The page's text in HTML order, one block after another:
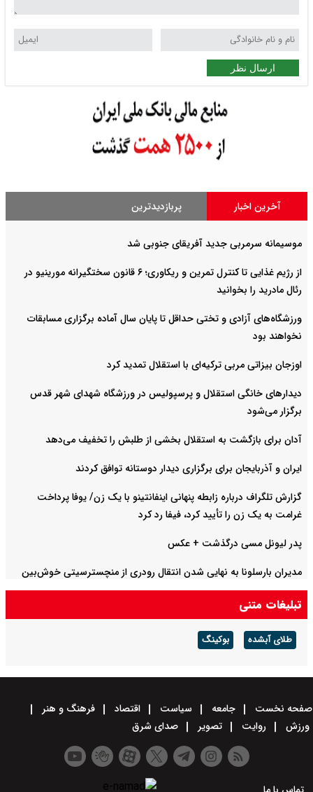
ارسال نظر
آخرین اخبار پربازدیدترین
موسیمانه سرمربی جدید آفریقای جنوبی شد
از رژیم غذایی تا کنترل تمرین و ریکاوری؛ ۶ قانون سختگیرانه مورینیو در
رئال مادرید را بخوانید
ورزشگاه‌های آزادی و تختی حداقل تا پایان سال آماده برگزاری مسابقات
نخواهند بود
اوزجان بیزاتی مربی ترکیه‌ای با استقلال تمدید کرد
دیدارهای خانگی استقلال و پرسپولیس در ورزشگاه شهدای شهر قدس
برگزار می‌شود
آدان برای بازگشت به استقلال بخشی از طلبش را تخفیف می‌دهد
ایران و آذربایجان برای برگزاری دیدار دوستانه توافق کردند
گزارش تلگراف درباره زابطه پنهانی اینفانتینو با یک زن/ یوفا پرداخت
غرامت به یک زن را تأیید کرد، فیفا رد کرد
پدر لیونل مسی درگذشت + عکس
مدیران بارسلونا به نهایی شدن انتقال رودری از منچسترسیتی خوش‌بین
هستند
تبلیغات متنی
طلای آبشده بوکینگ
صفحه نخست جامعه سیاست اقتصاد
فرهنگ و هنر
ورزش
روایت تصویر صدای شرق